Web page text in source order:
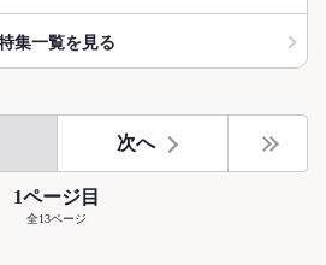
集一覧を見る
次へ
1ページ目
全13ページ